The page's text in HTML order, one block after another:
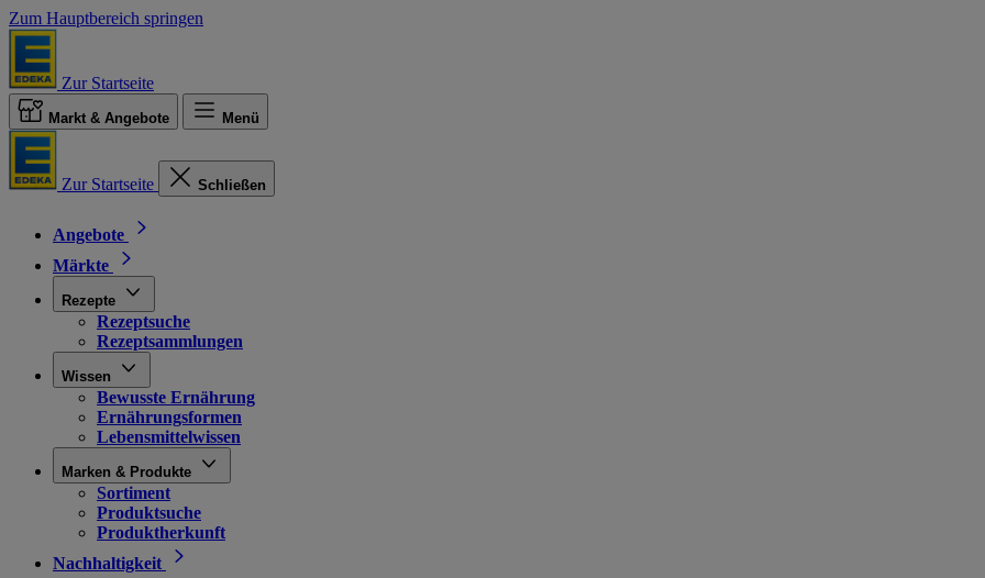
Zum Hauptbereich springen
Zur Startseite
Markt & Angebote Menü
Zur Startseite Schließen
Angebote
Märkte
Rezepte
Rezeptsuche
Rezeptsammlungen
Wissen
Bewusste Ernährung
Ernährungsformen
Lebensmittelwissen
Marken & Produkte
Sortiment
Produktsuche
Produktherkunft
Nachhaltigkeit